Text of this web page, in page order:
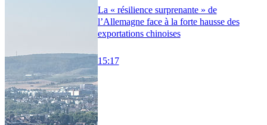
La « résilience surprenante » de
l’Allemagne face à la forte hausse des
exportations chinoises
15:17